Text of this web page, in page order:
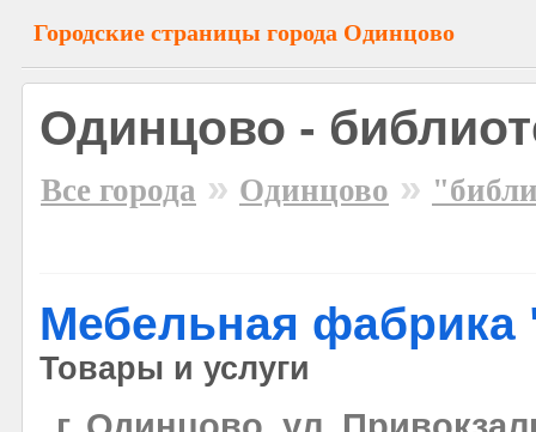
Городские страницы города Одинцово
Одинцово -
Все города » Одинцово »
Мебельная
Товары и услуги